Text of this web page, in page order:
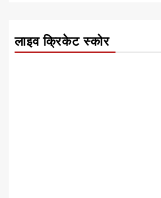
लाइव क्रिकेट स्कोर